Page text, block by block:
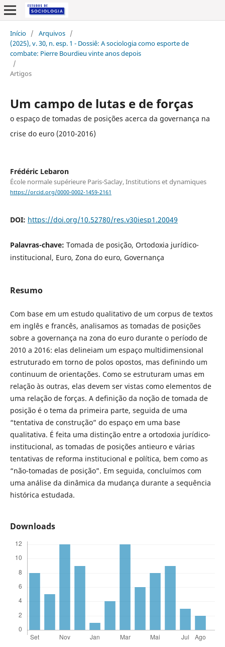
Início / Arquivos /
(2025), v. 30, n. esp. 1 - Dossiê: A sociologia como esporte de
combate: Pierre Bourdieu vinte anos depois
/
Artigos
Um campo de lutas e de forças
o espaço de tomadas de posições acerca da governança na
crise do euro (2010-2016)
Frédéric Lebaron
École normale supérieure Paris-Saclay, Institutions et dynamiques
https://orcid.org/0000-0002-1459-2161
DOI: https://doi.org/10.52780/res.v30iesp1.20049
Palavras-chave: Tomada de posição, Ortodoxia jurídico-
institucional, Euro, Zona do euro, Governança
Resumo
Com base em um estudo qualitativo de um corpus de textos
em inglês e francês, analisamos as tomadas de posições
sobre a governança na zona do euro durante o período de
2010 a 2016: elas delineiam um espaço multidimensional
estruturado em torno de polos opostos, mas definindo um
continuum de orientações. Como se estruturam umas em
relação às outras, elas devem ser vistas como elementos de
uma relação de forças. A definição da noção de tomada de
posição é o tema da primeira parte, seguida de uma
“tentativa de construção” do espaço em uma base
qualitativa. É feita uma distinção entre a ortodoxia jurídico-
institucional, as tomadas de posições antieuro e várias
tentativas de reforma institucional e política, bem como as
“não-tomadas de posição”. Em seguida, concluímos com
uma análise da dinâmica da mudança durante a sequência
histórica estudada.
Downloads